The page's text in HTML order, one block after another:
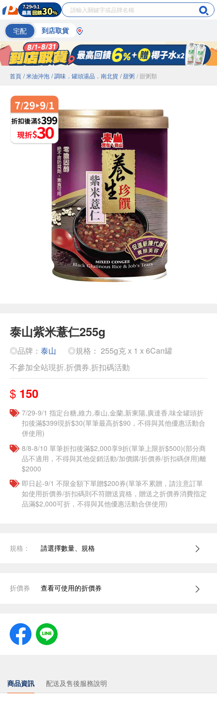
宅配 到店取貨
首頁 / 米油沖泡 / 調味．罐頭湯品．南北貨 / 甜粥 / 甜粥類
泰山紫米薏仁255g
◎品牌： 泰山
◎規格： 255g克 x 1 x 6Can罐
不參加全站現折.折價券.折扣碼活動
$ 150
7/29-9/1 指定台糖,維力,泰山,金蘭,新東陽,廣達香,味全罐頭折
扣後滿$399現折$30(單筆最高折$90，不得與其他優惠活動合
併使用)
8/8-8/10 單筆折扣後滿$2,000享9折(單筆上限折$500)(部分商
品不適用，不得與其他促銷活動/加價購/折價券/折扣碼併用)離
$2000
即日起-9/1 不限金額下單贈$200券(單筆不累贈，請注意訂單
如使用折價券/折扣碼則不符贈送資格，贈送之折價券消費指定
品滿$2,000可折，不得與其他優惠活動合併使用)
規格： 請選擇數量、規格
折價券 查看可使用的折價券
商品資訊 配送及售後服務說明